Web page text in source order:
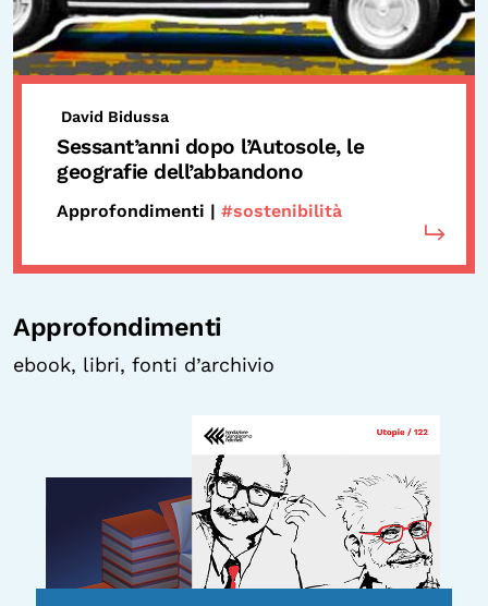
David Bidussa
Sessant’anni dopo l’Autosole, le
geografie dell’abbandono
Approfondimenti | #sostenibilità
Approfondimenti
ebook, libri, fonti d’archivio